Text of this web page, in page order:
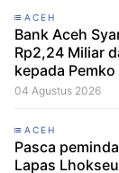
ACEH
Bank Aceh
Rp2,24 Miliar
kepada
04 Agustus 2026
ACEH
Pasca
Lapas